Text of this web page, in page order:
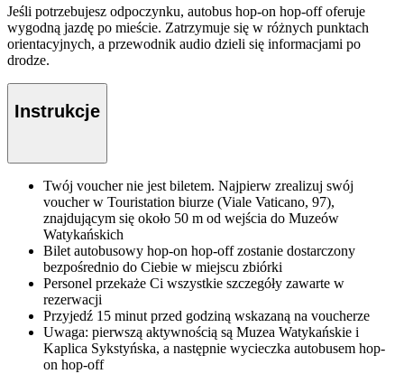
Jeśli potrzebujesz odpoczynku, autobus hop-on hop-off oferuje
wygodną jazdę po mieście. Zatrzymuje się w różnych punktach
orientacyjnych, a przewodnik audio dzieli się informacjami po
drodze.
Instrukcje
Twój voucher nie jest biletem. Najpierw zrealizuj swój
voucher w Touristation biurze (Viale Vaticano, 97),
znajdującym się około 50 m od wejścia do Muzeów
Watykańskich
Bilet autobusowy hop-on hop-off zostanie dostarczony
bezpośrednio do Ciebie w miejscu zbiórki
Personel przekaże Ci wszystkie szczegóły zawarte w
rezerwacji
Przyjedź 15 minut przed godziną wskazaną na voucherze
Uwaga: pierwszą aktywnością są Muzea Watykańskie i
Kaplica Sykstyńska, a następnie wycieczka autobusem hop-
on hop-off